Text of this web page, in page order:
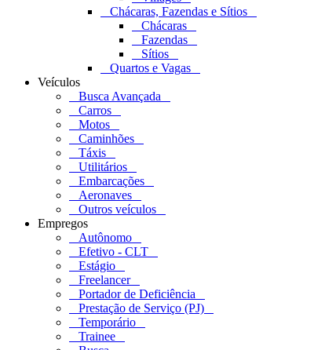
Chácaras, Fazendas e Sítios
Chácaras
Fazendas
Sítios
Quartos e Vagas
Veículos
Busca Avançada
Carros
Motos
Caminhões
Táxis
Utilitários
Embarcações
Aeronaves
Outros veículos
Empregos
Autônomo
Efetivo - CLT
Estágio
Freelancer
Portador de Deficiência
Prestação de Serviço (PJ)
Temporário
Trainee